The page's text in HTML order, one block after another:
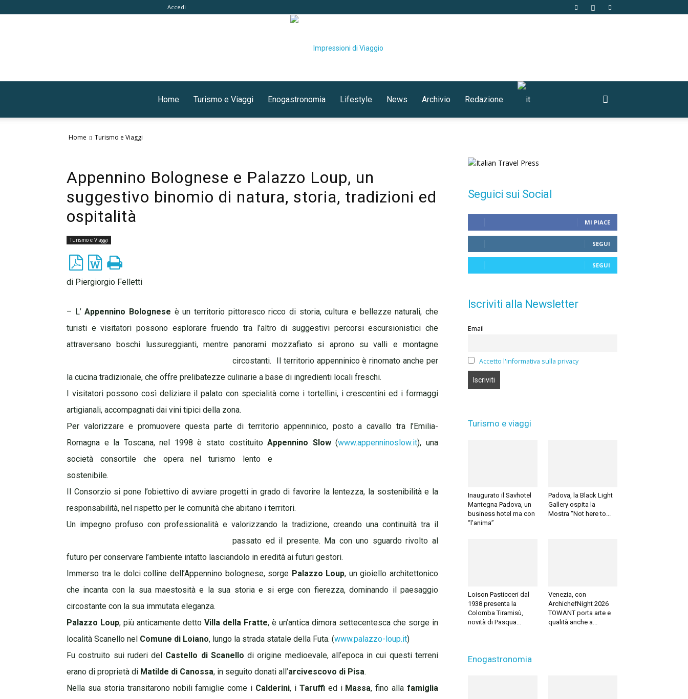
Accedi
di
Home Turismo e Viaggi Enogastronomia Lifestyle News Archivio Redazione
Home Turismo e Viaggi
Appennino Bolognese e Palazzo Loup, un
suggestivo binomio di natura, storia, tradizioni ed
ospitalità
Turismo e Viaggi
di Piergiorgio Felletti
– L’Appennino Bolognese è un territorio pittoresco ricco di storia, cultura e bellezze naturali, che
turisti e visitatori possono esplorare fruendo tra l’altro di suggestivi percorsi escursionistici che
attraversano boschi lussureggianti, mentre panorami mozzafiato si aprono su valli e montagne
circostanti.
Il territorio appenninico è rinomato anche per
la cucina tradizionale, che offre prelibatezze culinarie a base di ingredienti locali freschi.
I visitatori possono così deliziare il palato con specialità come i tortellini, i crescentini ed i formaggi
artigianali, accompagnati dai vini tipici della zona.
Per valorizzare e promuovere questa parte di territorio appenninico, posto a cavallo tra l’Emilia-
Romagna e la Toscana, nel 1998 è stato costituitoAppennino Slow (www.appenninoslow.it), una
società consortile che opera nel turismo lento e
sostenibile.
Il Consorzio si pone l’obiettivo di avviare progetti in grado di favorire la lentezza, la sostenibilità e la
responsabilità, nel rispetto per le comunità che abitano i territori.
Un impegno profuso con professionalità e valorizzando la tradizione, creando una continuità tra il
passato ed il presente. Ma conuno sguardo rivolto al
futuro per conservare l’ambiente intatto lasciandolo in eredità ai futuri gestori.
Immerso tra le dolci colline dell’Appennino bolognese, sorge Palazzo Loup, un gioiello architettonico
che incanta con la sua maestosità e la sua storia e si erge con fierezza, dominando il paesaggio
circostante con la sua immutata eleganza.
Palazzo Loup, più anticamente detto Villa della Fratte, è un’antica dimora settecentesca che sorge in
località Scanello nel Comune di Loiano, lungo la strada statale della Futa. (www.palazzo-loup.it)
Fu costruito sui ruderi del Castello di Scanello di origine medioevale, all’epoca in cui questi terreni
erano di proprietà di Matilde di Canossa, in seguito donati all’arcivescovo di Pisa.
Nella sua storia transitarono nobili famiglie come i Calderini, i Taruffied i Massa, fino alla famiglia
Seguici sui Social
MI PIACE
SEGUI
SEGUI
Iscriviti alla Newsletter
Email
Accetto l'informativa sulla privacy
Turismo e viaggi
Inaugurato il Savhotel
Mantegna Padova, un
business hotel ma con
“l’anima”
Padova, la Black Light
Gallery ospita la
Mostra “Not here to...
Loison Pasticceri dal
1938 presenta la
Colomba Tiramisù,
novità di Pasqua...
Venezia, con
ArchichefNight 2026
TOWANT porta arte e
qualità anche a...
Enogastronomia